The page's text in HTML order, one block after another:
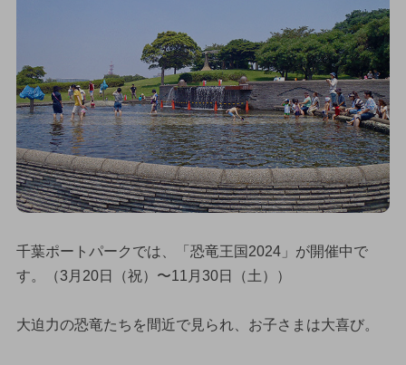
千葉ポートパークでは、「恐竜王国2024」が開催中で
す。（3月20日（祝）〜11月30日（土））
大迫力の恐竜たちを間近で見られ、お子さまは大喜び。